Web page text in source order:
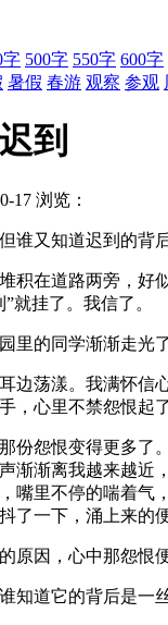
字 500字 550字 600字
暑假 春游 观察 参观
到
17 浏览：
谁又知道迟到的
积在道路两旁，好
就挂了。我信了。
里的同学渐渐走光
边荡漾。我满怀信
，心里不禁怨恨起
份怨恨变得更多了
渐渐离我越来越近
嘴里不停的喘着气
了一下，涌上来的
原因，心中那怨恨
知道它的背后是